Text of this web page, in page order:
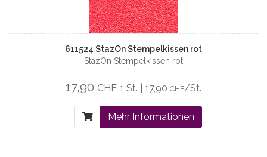
611524 StazOn Stempelkissen rot
StazOn Stempelkissen rot
17,90 CHF 1 St. | 17,90 CHF/St.
Mehr Informationen